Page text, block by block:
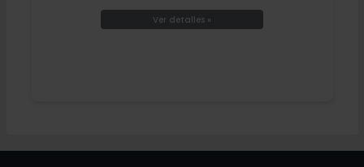
Ver detalles »